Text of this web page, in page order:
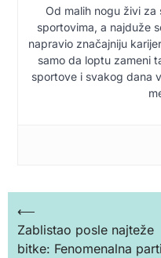
Od malih nogu živi za
sportovima, a najduže
napravio značajniju
samo da loptu zameni
sportove i svakog dana
Кретање
чланка
⟵
Zablistao posle najteže
bitke: Fenomenalna